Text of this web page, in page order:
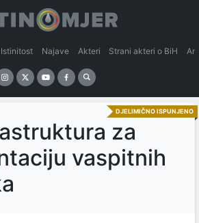
Istinitost Najave Akteri Strani akteri o BiH
DJELIMIČNO ISPUNJENO
za
vaspitnih